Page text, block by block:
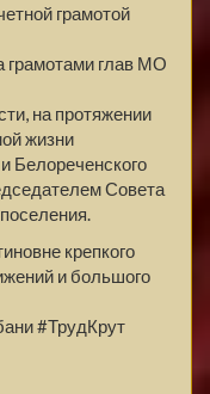
грамотой
грамотами глав МО
на протяжении
жизни
Белореченского
Совета
крепкого
и большого
#ТрудКрут